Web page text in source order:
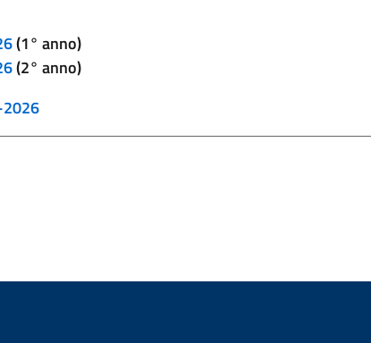
(1° anno)
(2° anno)